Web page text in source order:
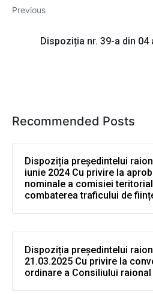
Previous
Dispoziția nr. 39-a din
Recommended Posts
Dispoziția președintelui
iunie 2024 Cu privire la
nominale a comisiei
combaterea traficului de
Dispoziția președintelui
21.03.2025 Cu privire la
ordinare a Consiliului